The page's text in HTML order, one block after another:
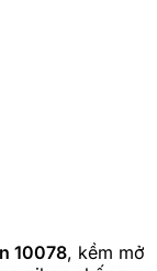
10078, kềm mở